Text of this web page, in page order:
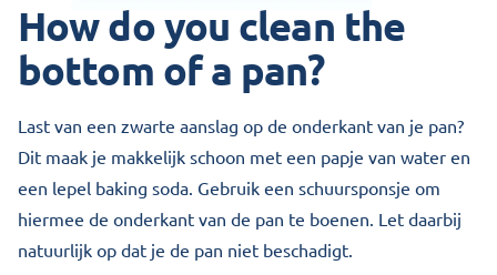
How do you clean the
bottom of a pan?
Last van een zwarte aanslag op de onderkant van je pan?
Dit maak je makkelijk schoon met een papje van water en
een lepel baking soda. Gebruik een schuursponsje om
hiermee de onderkant van de pan te boenen. Let daarbij
natuurlijk op dat je de pan niet beschadigt.